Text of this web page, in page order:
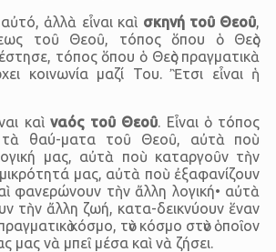
ἀλλὰ εἶναι καὶ σκηνή τοῦ Θεοῦ,
τοῦ Θεοῦ, τόπος ὅπου ὁ Θεὸς
τόπος ὅπου ὁ Θεὸς πραγματικὰ
κοινωνία μαζί Του. Ἒτσι εἶναι ἡ
καὶναός τοῦ Θεοῦ. Εἶναι ὁ τόπος
τὰ θαύ-ματα τοῦ Θεοῦ, αὐτὰ ποὺ
μας, αὐτὰ ποὺ καταργοῦν τὴν
μας, αὐτὰ ποὺ ἐξαφανίζουν
φανερώνουν τὴν ἄλλη λογική• αὐτὰ
τὴν ἄλλη ζωή, κατα-δεικνύουν ἕναν
κόσμο, τὸν κόσμο στὸν ὁποῖον
μας νὰ μπεῖ μέσα καὶ νὰ ζήσει.